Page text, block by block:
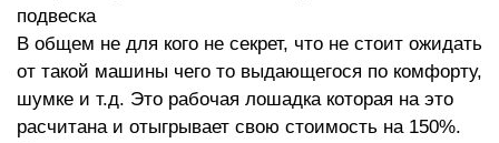
подвеска
В общем не для кого не секрет, что не стоит ожидать
от такой машины чего то выдающегося по комфорту,
шумке и т.д. Это рабочая лошадка которая на это
расчитана и отыгрывает свою стоимость на 150%.